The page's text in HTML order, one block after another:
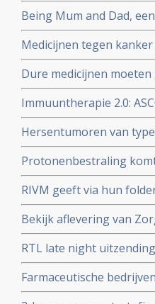
Being Mum and Dad,
Manchester United die
Medicijnen tegen
dosering zou miljoenen
Dure medicijnen
Jan Schellens in de
Immuuntherapie 2.0:
ontwikkelingen bij
Hersentumoren van
voor terwijl laaggradige
mobiele telefoons?
Protonenbestraling
vergoed worden
RIVM geeft via hun
darmkankeronderzoek
Bekijk aflevering van
Schumacher d.d. 1
RTL late night
irreversible
Farmaceutische
jaren.